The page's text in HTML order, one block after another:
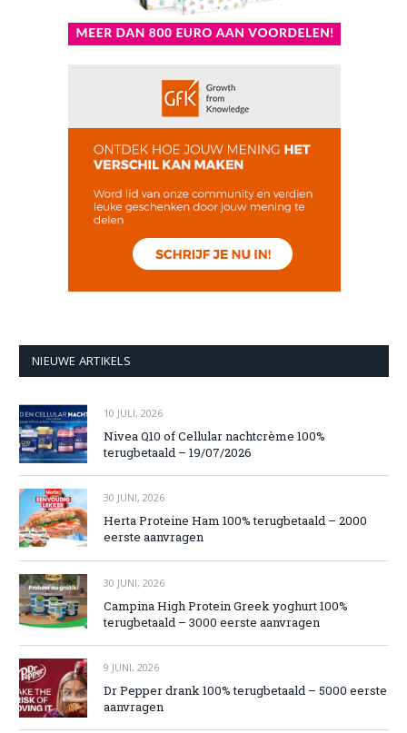
NIEUWE ARTIKELS
10 JULI, 2026
Nivea Q10 of Cellular nachtcrème 100%
terugbetaald – 19/07/2026
30 JUNI, 2026
Herta Proteine Ham 100% terugbetaald – 2000
eerste aanvragen
30 JUNI, 2026
Campina High Protein Greek yoghurt 100%
terugbetaald – 3000 eerste aanvragen
9 JUNI, 2026
Dr Pepper drank 100% terugbetaald – 5000 eerste
aanvragen